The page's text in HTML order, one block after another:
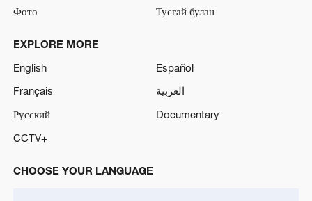
Фото
Тусгай булан
EXPLORE MORE
English
Español
Français
العربية
Русский
Documentary
CCTV+
CHOOSE YOUR LANGUAGE